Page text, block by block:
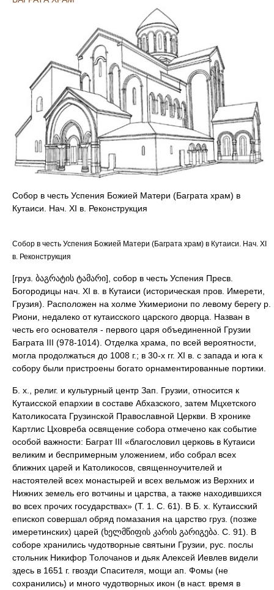
Собор в честь Успения Божией Матери (Баграта храм) в
Кутаиси. Нач. XI в. Реконструкция
Собор в честь Успения Божией Матери (Баграта храм) в Кутаиси. Нач. XI
в. Реконструкция
[груз. ბაგრატის ტამარი], собор в честь Успения Пресв.
Богородицы нач. XI в. в Кутаиси (историческая пров. Имерети,
Грузия). Расположен на холме Укимериони по левому берегу р.
Риони, недалеко от кутаисского царского дворца. Назван в
честь его основателя - первого царя объединенной Грузии
Баграта III (978-1014). Отделка храма, по всей вероятности,
могла продолжаться до 1008 г.; в 30-х гг. XI в. с запада и юга к
собору были пристроены богато орнаментированные портики.
Б. х., религ. и культурный центр Зап. Грузии, относится к
Кутаисской епархии в составе Абхазского, затем Мцхетского
Католикосата Грузинской Православной Церкви. В хронике
Картлис Цховреба освящение собора отмечено как событие
особой важности: Баграт III «благословил церковь в Кутаиси
великим и беспримерным уложением, ибо собрал всех
ближних царей и Католикосов, священноучителей и
настоятелей всех монастырей и всех вельмож из Верхних и
Нижних земель его вотчины и царства, а также находившихся
во всех прочих государствах» (Т. 1. С. 61). В Б. х. Кутаисский
епископ совершал обряд помазания на царство груз. (позже
имеретинских) царей (ხელმწიფის კარის გარიგება. С. 91). В
соборе хранились чудотворные святыни Грузии, рус. послы
стольник Никифор Толочанов и дьяк Алексей Иевлев видели
здесь в 1651 г. гвозди Спасителя, мощи ап. Фомы (не
сохранились) и много чудотворных икон (в наст. время в